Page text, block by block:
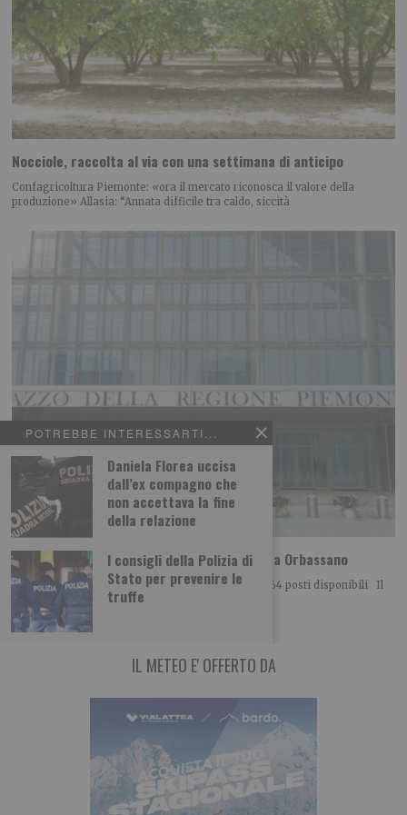
POTREBBE INTERESSARTI...
Daniela Florea uccisa
dall’ex compagno che
non accettava la fine
della relazione
I consigli della Polizia di
Stato per prevenire le
truffe
Nocciole, raccolta al via con una settimana di anticipo
Confagricoltura Piemonte: «ora il mercato riconosca il valore della
produzione» Allasia: “Annata difficile tra caldo, siccità
Guida sicura per neopatentati: nuova sede a Orbassano
Per garantire la continuità del progetto e ancora 564 posti disponibili Il
progetto “Guida sicura
IL METEO E' OFFERTO DA